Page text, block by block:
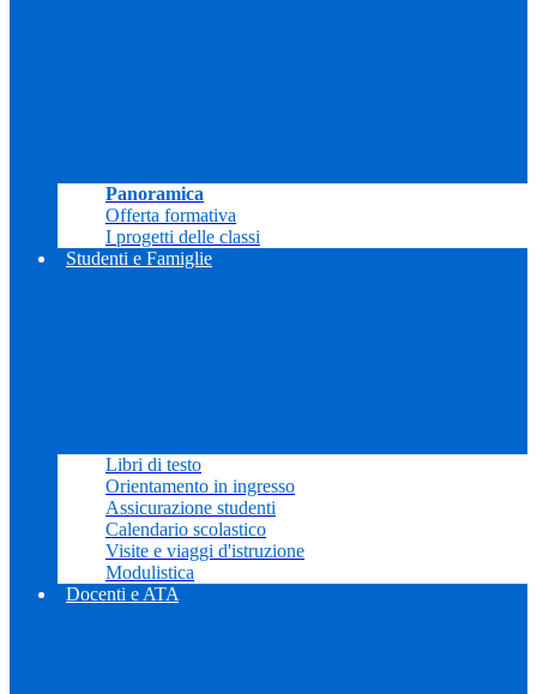
Panoramica
Offerta formativa
I progetti delle classi
Studenti e Famiglie
Libri di testo
Orientamento in ingresso
Assicurazione studenti
Calendario scolastico
Visite e viaggi d'istruzione
Modulistica
Docenti e ATA